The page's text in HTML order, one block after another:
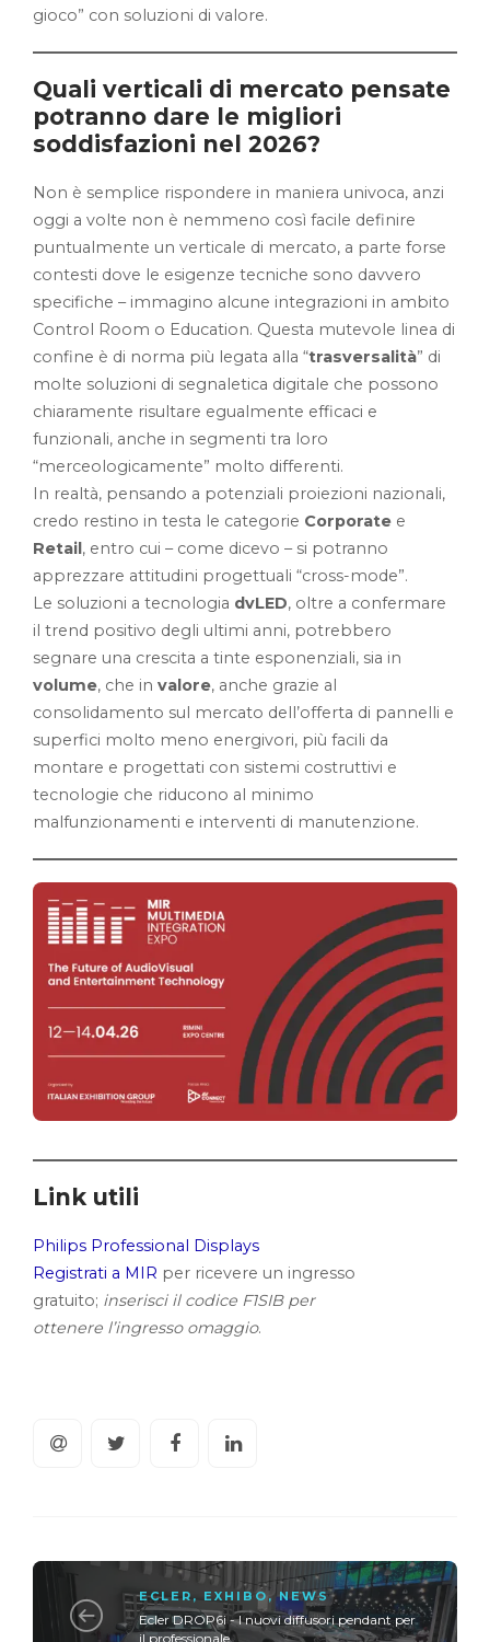
gioco” con soluzioni di valore.
Quali verticali di mercato pensate
potranno dare le migliori
soddisfazioni nel 2026?
Non è semplice rispondere in maniera univoca, anzi
oggi a volte non è nemmeno così facile definire
puntualmente un verticale di mercato, a parte forse
contesti dove le esigenze tecniche sono davvero
specifiche – immagino alcune integrazioni in ambito
Control Room o Education. Questa mutevole linea di
confine è di norma più legata alla “trasversalità” di
molte soluzioni di segnaletica digitale che possono
chiaramente risultare egualmente efficaci e
funzionali, anche in segmenti tra loro
“merceologicamente” molto differenti.
In realtà, pensando a potenziali proiezioni nazionali,
credo restino in testa le categorie Corporate e
Retail, entro cui – come dicevo – si potranno
apprezzare attitudini progettuali “cross-mode”.
Le soluzioni a tecnologia dvLED, oltre a confermare
il trend positivo degli ultimi anni, potrebbero
segnare una crescita a tinte esponenziali, sia in
volume, che in valore, anche grazie al
consolidamento sul mercato dell’offerta di pannelli e
superfici molto meno energivori, più facili da
montare e progettati con sistemi costruttivi e
tecnologie che riducono al minimo
malfunzionamenti e interventi di manutenzione.
Link utili
Philips Professional Displays
Registrati a MIR per ricevere un ingresso
gratuito; inserisci il codice F1SIB per
ottenere l’ingresso omaggio.
ECLER , EXHIBO ,NEWS
Ecler DROP6i - I nuovi diffusori pendant per
il professionale